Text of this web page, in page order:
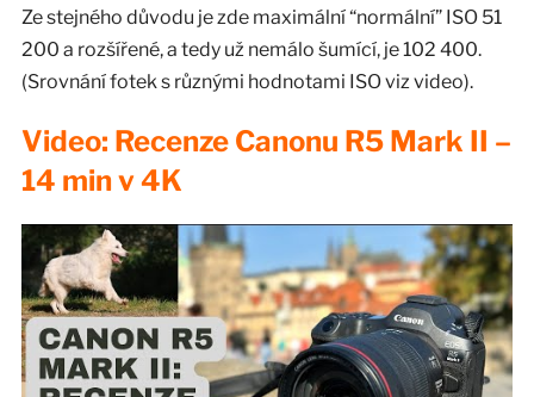
Ze stejného důvodu je zde maximální “normální” ISO 51
200 a rozšířené, a tedy už nemálo šumící, je 102 400.
(Srovnání fotek s různými hodnotami ISO viz video).
Video: Recenze Canonu R5 Mark II –
14 min v 4K